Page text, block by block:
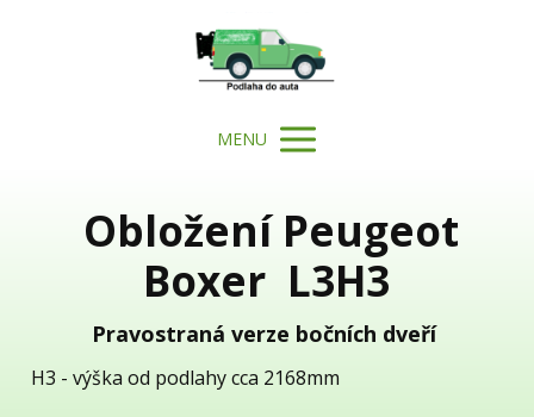
MENU
Obložení Peugeot
Boxer L3H3
Pravostraná verze bočních dveří
H3 - výška od podlahy cca 2168mm